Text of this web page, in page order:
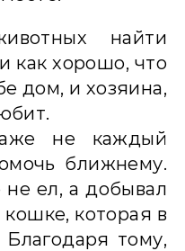
найти
как хорошо, что
дом, и хозяина,
не каждый
ближнему.
не ел, а добывал
которая в
тому,